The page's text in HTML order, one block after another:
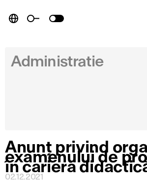
content
Administratie
Anunț privind
examenului de
în cariera
02.12.2021